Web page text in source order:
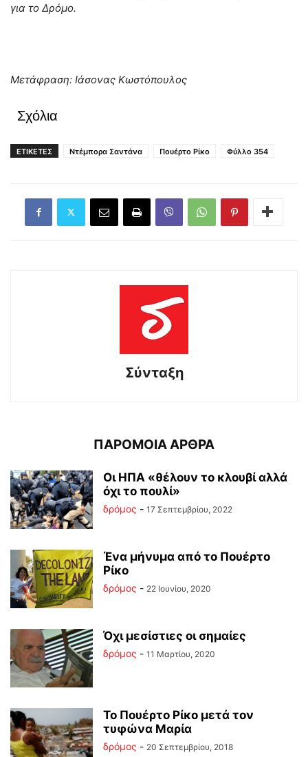
για το Δρόμο.
Μετάφραση: Ιάσονας Κωστόπουλος
Σχόλια
ΕΤΙΚΕΤΕΣ Ντέμπορα Σαντάνα Πουέρτο Ρίκο Φύλλο 354
Σύνταξη
ΠΑΡΟΜΟΙΑ ΑΡΘΡΑ
Οι ΗΠΑ «θέλουν το κλουβί αλλά
όχι το πουλί»
δρόμος - 17 Σεπτεμβρίου, 2022
Ένα μήνυμα από το Πουέρτο
Ρίκο
δρόμος - 22 Ιουνίου, 2020
Όχι μεσίστιες οι σημαίες
δρόμος - 11 Μαρτίου, 2020
Το Πουέρτο Ρίκο μετά τον
τυφώνα Μαρία
δρόμος - 20 Σεπτεμβρίου, 2018